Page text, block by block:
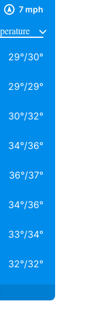
7 mph
29°/30°
29°/29°
30°/32°
34°/36°
36°/37°
34°/36°
33°/34°
32°/32°